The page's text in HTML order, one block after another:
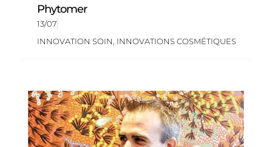
Phytomer
13/07
INNOVATION SOIN INNOVATIONS COSMÉTIQUES